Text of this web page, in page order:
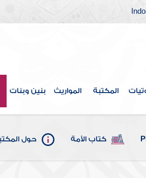
المكتبة المواريث بنين وبنات
كتاب الأمة حول